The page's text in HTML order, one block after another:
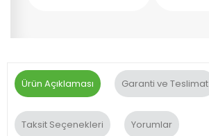
Ürün Açıklaması Garanti ve Teslimat
Taksit Seçenekleri Yorumlar